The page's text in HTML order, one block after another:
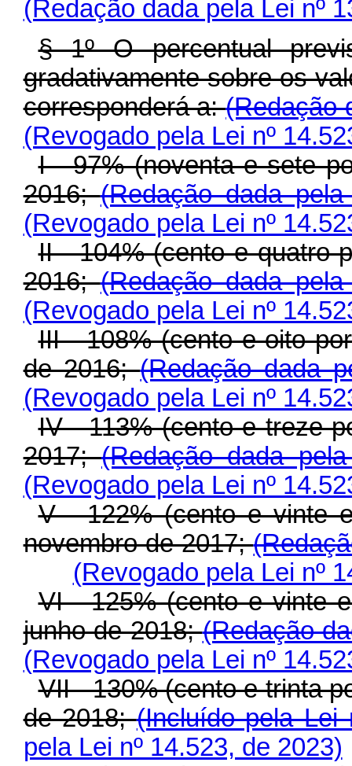
(Redação dada pela Lei nº
§ 1º O percentual
gradativamente sobre os
corresponderá a:(Redação
(Revogado pela Lei nº
I - 97% (noventa e sete
2016;(Redação dada
(Revogado pela Lei nº
II - 104% (cento e quatro
2016;(Redação dada
(Revogado pela Lei nº
III - 108% (cento e oito
de 2016;(Redação dada
(Revogado pela Lei nº
IV - 113% (cento e treze
2017;(Redação dada
(Revogado pela Lei nº
V - 122% (cento e vinte
novembro de 2017;
(Revogado pela Lei nº
VI - 125% (cento e vinte
junho de 2018;(Redação
(Revogado pela Lei nº
VII - 130% (cento e trinta
de 2018;(Incluído pela
pela Lei nº 14.523, de 2023)